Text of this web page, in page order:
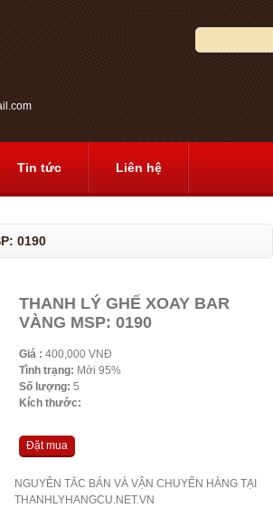
Tin tức Liên hệ
0190
THANH LÝ GHẾ XOAY BAR
VÀNG MSP: 0190
Giá : 400,000 VNĐ
Tình trạng: Mới 95%
Số lượng: 5
Kích thước:
Đặt mua
NGUYÊN TẮC BÁN VÀ VẬN CHUYỂN HÀNG TẠI
THANHLYHANGCU.NET.VN